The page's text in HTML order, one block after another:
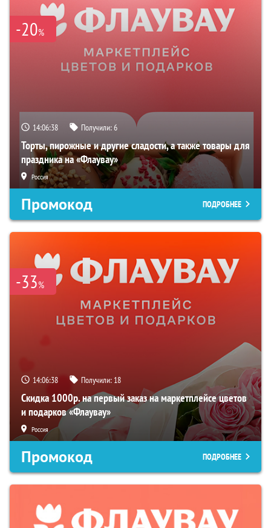
-20%
14:06:37 Получили:6
Торты, пирожные и другие сладости, а также товары для
праздника на «Флаувау»
Россия
Промокод ПОДРОБНЕЕ
-33%
14:06:37 Получили: 18
Скидка 1000р. на первый заказ на маркетплейсе цветов
и подарков «Флаувау»
Россия
Промокод ПОДРОБНЕЕ